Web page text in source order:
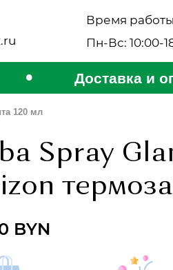
Время
Пн-Вс: 10:00-
• Доставка и
120 мл
Spray
BYN